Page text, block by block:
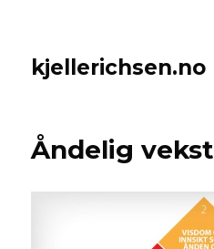
kjellerichsen.no
Åndelig vekst